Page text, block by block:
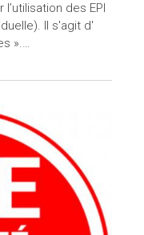
des EPI
Il s'agit d'
».…